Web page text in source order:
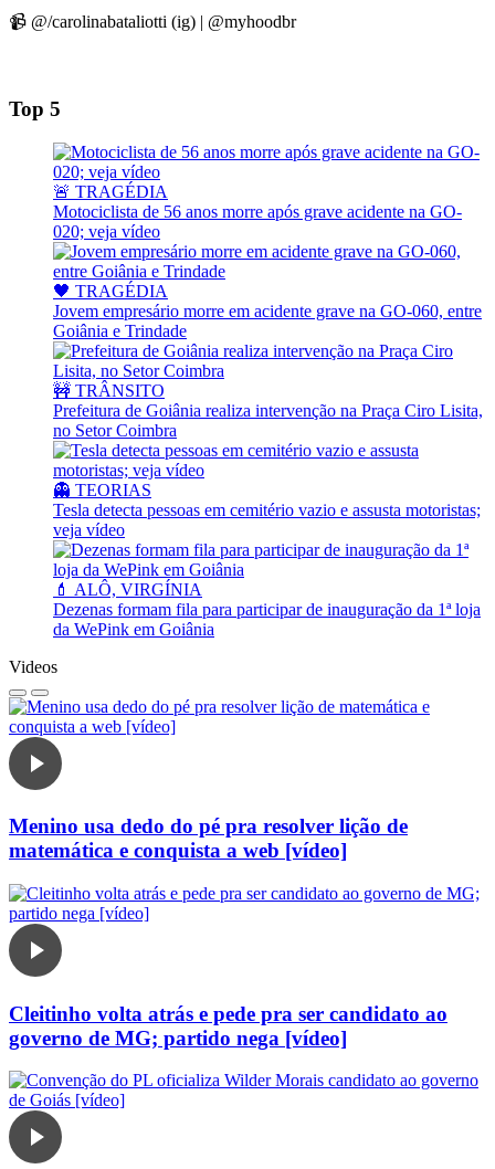
📹 @/carolinabataliotti (ig) | @myhoodbr
Top 5
🚨 TRAGÉDIA
Motociclista de 56 anos morre após grave acidente na GO-
020; veja vídeo
🖤 TRAGÉDIA
Jovem empresário morre em acidente grave na GO-060, entre
Goiânia e Trindade
🚧 TRÂNSITO
Prefeitura de Goiânia realiza intervenção na Praça Ciro Lisita,
no Setor Coimbra
👻 TEORIAS
Tesla detecta pessoas em cemitério vazio e assusta motoristas;
veja vídeo
💄 ALÔ, VIRGÍNIA
Dezenas formam fila para participar de inauguração da 1ª loja
da WePink em Goiânia
Videos
Menino usa dedo do pé pra resolver lição de
matemática e conquista a web [vídeo]
Cleitinho volta atrás e pede pra ser candidato ao
governo de MG; partido nega [vídeo]